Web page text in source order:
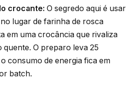
crocante: O segredo aqui é usar
lugar de farinha de rosca
em uma crocância que rivaliza
O preparo leva 25
consumo de energia fica em
batch.